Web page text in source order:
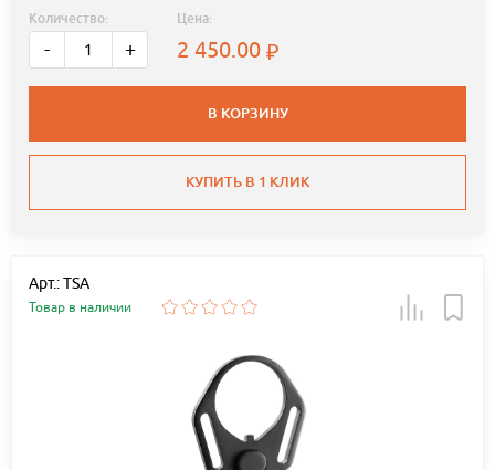
Количество:
- +
Цена:
2 450.00
В КОРЗИНУ
КУПИТЬ В 1 КЛИК
Арт.: TSA
Товар в наличии